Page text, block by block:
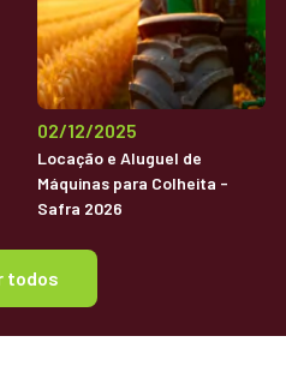
02/12/2025
Locação e Aluguel de
Máquinas para Colheita -
Safra 2026
todos